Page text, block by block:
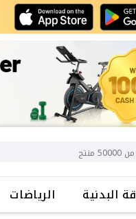
البدنية الرياضات